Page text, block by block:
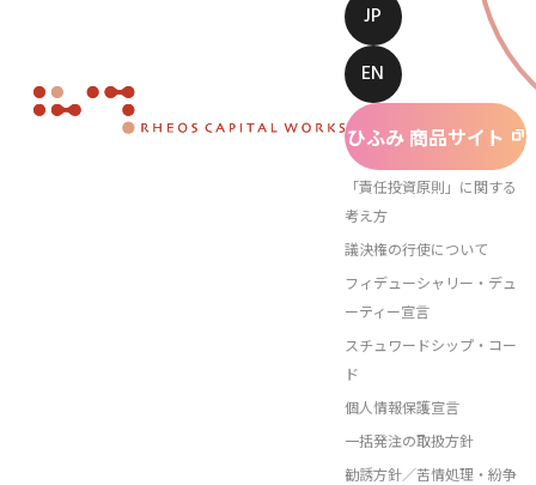
JP
EN
ひふみ 商品サイト
「責任投資原則」に関する
考え方
議決権の行使について
フィデューシャリー・デュ
ーティー宣言
スチュワードシップ・コー
ド
個人情報保護宣言
一括発注の取扱方針
勧誘方針／苦情処理・紛争